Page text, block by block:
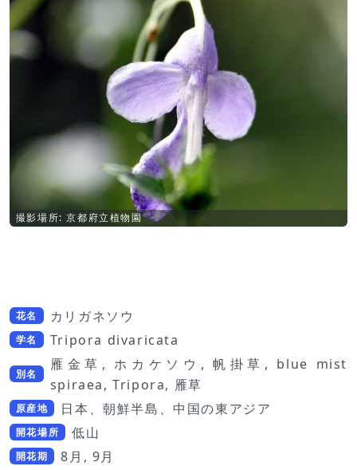
撮影場所: 京都府立植物園
花名 カリガネソウ
学名 Tripora divaricata
別名
雁金草, ホカケソウ, 帆掛草, blue mist
spiraea, Tripora, 雁草
原産地 日本、朝鮮半島、中国の東アジア
開花場所 低山
開花期 8月, 9月